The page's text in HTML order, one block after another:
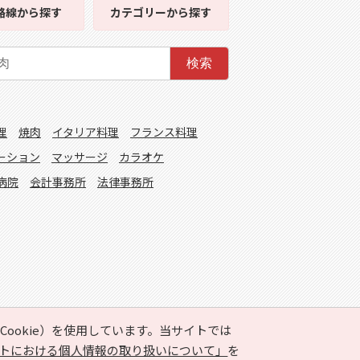
）を使用しています。当サイトでは
における個人情報の取り扱いについて」 を
線から探す カテゴリーから探す
検索
焼肉 イタリア料理
フランス料理
ション マッサージ
カラオケ
院 会計事務所 法律事務所